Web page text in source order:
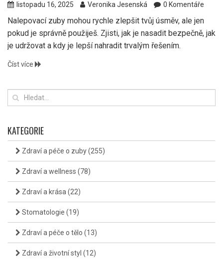
listopadu 16, 2025 Veronika Jesenská 0 Komentáře
Nalepovací zuby mohou rychle zlepšit tvůj úsměv, ale jen
pokud je správně použiješ. Zjisti, jak je nasadit bezpečně, jak
je udržovat a kdy je lepší nahradit trvalým řešením.
Číst více
KATEGORIE
Zdraví a péče o zuby(255)
Zdraví a wellness (78)
Zdraví a krása (22)
Stomatologie (19)
Zdraví a péče o tělo (13)
Zdraví a životní styl (12)